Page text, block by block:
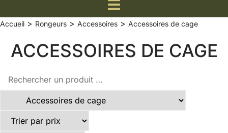
Accueil > Rongeurs > Accessoires > Accessoires de cage
ACCESSOIRES DE CAGE